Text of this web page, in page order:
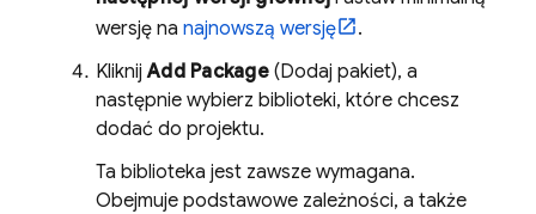
wersję na najnowszą wersję
.
KliknijAdd Package(Dodaj pakiet), a
następnie wybierz biblioteki, które chcesz
dodać do projektu.
Ta biblioteka jest zawsze wymagana.
Obejmuje podstawowe zależności, a także